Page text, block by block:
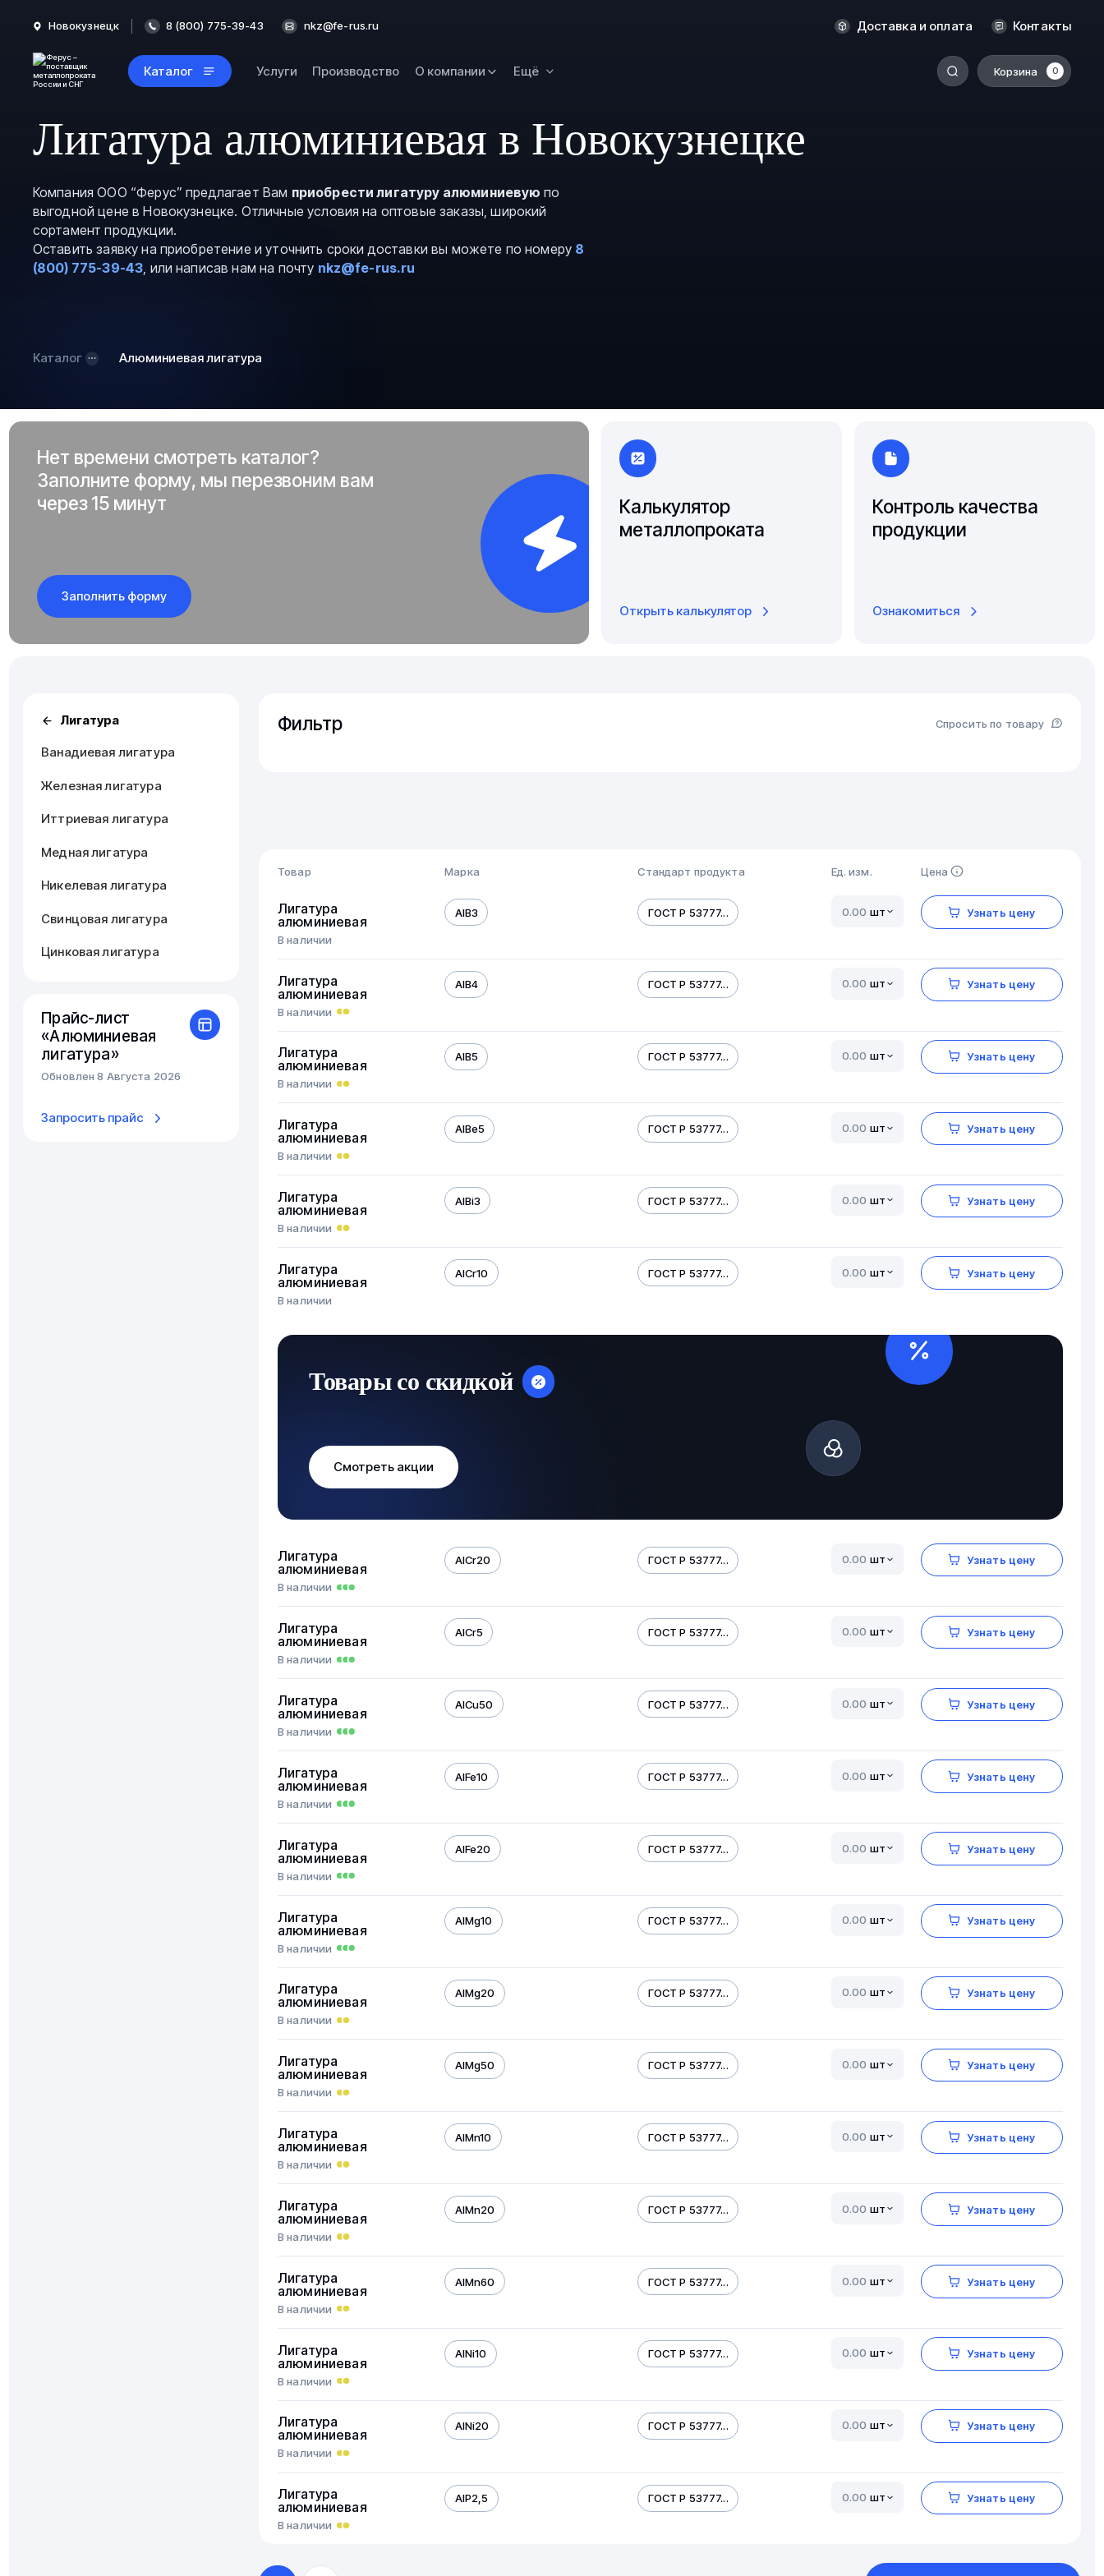
Новокузнецк 8 (800) 775-39-43 nkz@fe-rus.ru Доставка и оплата Контакты
Каталог Услуги Производство О компании Ещё Корзина 0
Оренбург
Ростов-на-Дону
Самара
Лигатура алюминиевая в Новокузнецке
Компания ООО “Ферус” предлагает Вам приобрести лигатуру алюминиевую по
выгодной цене в Новокузнецке. Отличные условия на оптовые заказы, широкий
сортамент продукции.
Оставить заявку на приобретение и уточнить сроки доставки вы можете по номеру 8
(800) 775-39-43, или написав нам на почту nkz@fe-rus.ru
Каталог Алюминиевая лигатура
Нет времени смотреть каталог?
Заполните форму, мы перезвоним вам
через 15 минут
Заполнить форму
Калькулятор
металлопроката
Открыть калькулятор
Контроль качества
продукции
Ознакомиться
Лигатура
Ванадиевая лигатура
Железная лигатура
Иттриевая лигатура
Медная лигатура
Никелевая лигатура
Свинцовая лигатура
Цинковая лигатура
Прайс-лист
«Алюминиевая
лигатура»
Обновлен 8 Августа 2026
Запросить прайс
Фильтр Спросить по товару
Товар Марка Стандарт продукта Ед. изм. Цена
Лигатура
алюминиевая
В наличии
AIB3 ГОСТ Р 53777... шт Узнать цену
Лигатура
алюминиевая
В наличии
AIB4 ГОСТ Р 53777... шт Узнать цену
Лигатура
алюминиевая
В наличии
AIB5 ГОСТ Р 53777... шт Узнать цену
Лигатура
алюминиевая
В наличии
AIBe5 ГОСТ Р 53777... шт Узнать цену
Лигатура
алюминиевая
В наличии
AIBi3 ГОСТ Р 53777... шт Узнать цену
Лигатура
алюминиевая
В наличии
AICr10 ГОСТ Р 53777... шт Узнать цену
Товары со скидкой
Смотреть акции
Лигатура
алюминиевая
В наличии
AICr20 ГОСТ Р 53777... шт Узнать цену
Лигатура
алюминиевая
В наличии
AICr5 ГОСТ Р 53777... шт Узнать цену
Лигатура
алюминиевая
В наличии
AICu50 ГОСТ Р 53777... шт Узнать цену
Лигатура
алюминиевая
В наличии
AIFe10 ГОСТ Р 53777... шт Узнать цену
Лигатура
алюминиевая
В наличии
AIFe20 ГОСТ Р 53777... шт Узнать цену
Лигатура
алюминиевая
В наличии
AIMg10 ГОСТ Р 53777... шт Узнать цену
Лигатура
алюминиевая
В наличии
AIMg20 ГОСТ Р 53777... шт Узнать цену
Лигатура
алюминиевая
В наличии
AIMg50 ГОСТ Р 53777... шт Узнать цену
Лигатура
алюминиевая
В наличии
AIMn10 ГОСТ Р 53777... шт Узнать цену
Лигатура
алюминиевая
В наличии
AIMn20 ГОСТ Р 53777... шт Узнать цену
Лигатура
алюминиевая
В наличии
AIMn60 ГОСТ Р 53777... шт Узнать цену
Лигатура
алюминиевая
В наличии
AINi10 ГОСТ Р 53777... шт Узнать цену
Лигатура
алюминиевая
В наличии
AINi20 ГОСТ Р 53777... шт Узнать цену
Лигатура
алюминиевая
В наличии
AIP2,5 ГОСТ Р 53777... шт Узнать цену